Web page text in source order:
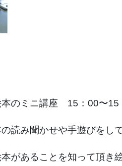
本のミニ講座 15：00〜15
読み聞かせや手遊びをし
があることを知って頂き